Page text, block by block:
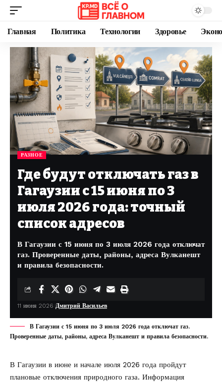
Главная Политика Технологии Здоровье
РАЗНОЕ
Где будут отключать газ в
Гагаузии с 15 июня по 3
июля 2026 года: точный
список адресов
В Гагаузии с 15 июня по 3 июля 2026 года отключат
газ. Проверенные даты, районы, адреса Вулканешт
и правила безопасности.
11 июня 2026 Дмитрий Васильев
В Гагаузии с 15 июня по 3 июля 2026 года отключат газ.
Проверенные даты, районы, адреса Вулканешт и правила безопасности.
В Гагаузии в июне и начале июля 2026 года пройдут
плановые отключения природного газа. Информация